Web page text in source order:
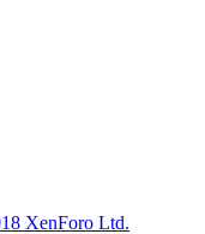
XenForo Ltd.